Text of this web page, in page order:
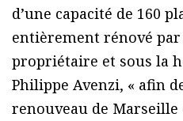
d’une capacité de 160
entièrement rénové
propriétaire et sous la
Philippe Avenzi, « afin
renouveau de Marseille